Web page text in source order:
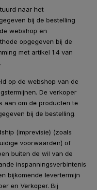
naar het
bij de bestelling
webshop en
opgegeven bij de
met artikel 1.4 van
op de webshop van de
De verkoper
aan om de producten te
bij de bestelling.
(imprevisie) (zoals
voorwaarden) of
buiten de wil van de
inspanningsverbintenis
bijkomende levertermijn
en Verkoper. Bij